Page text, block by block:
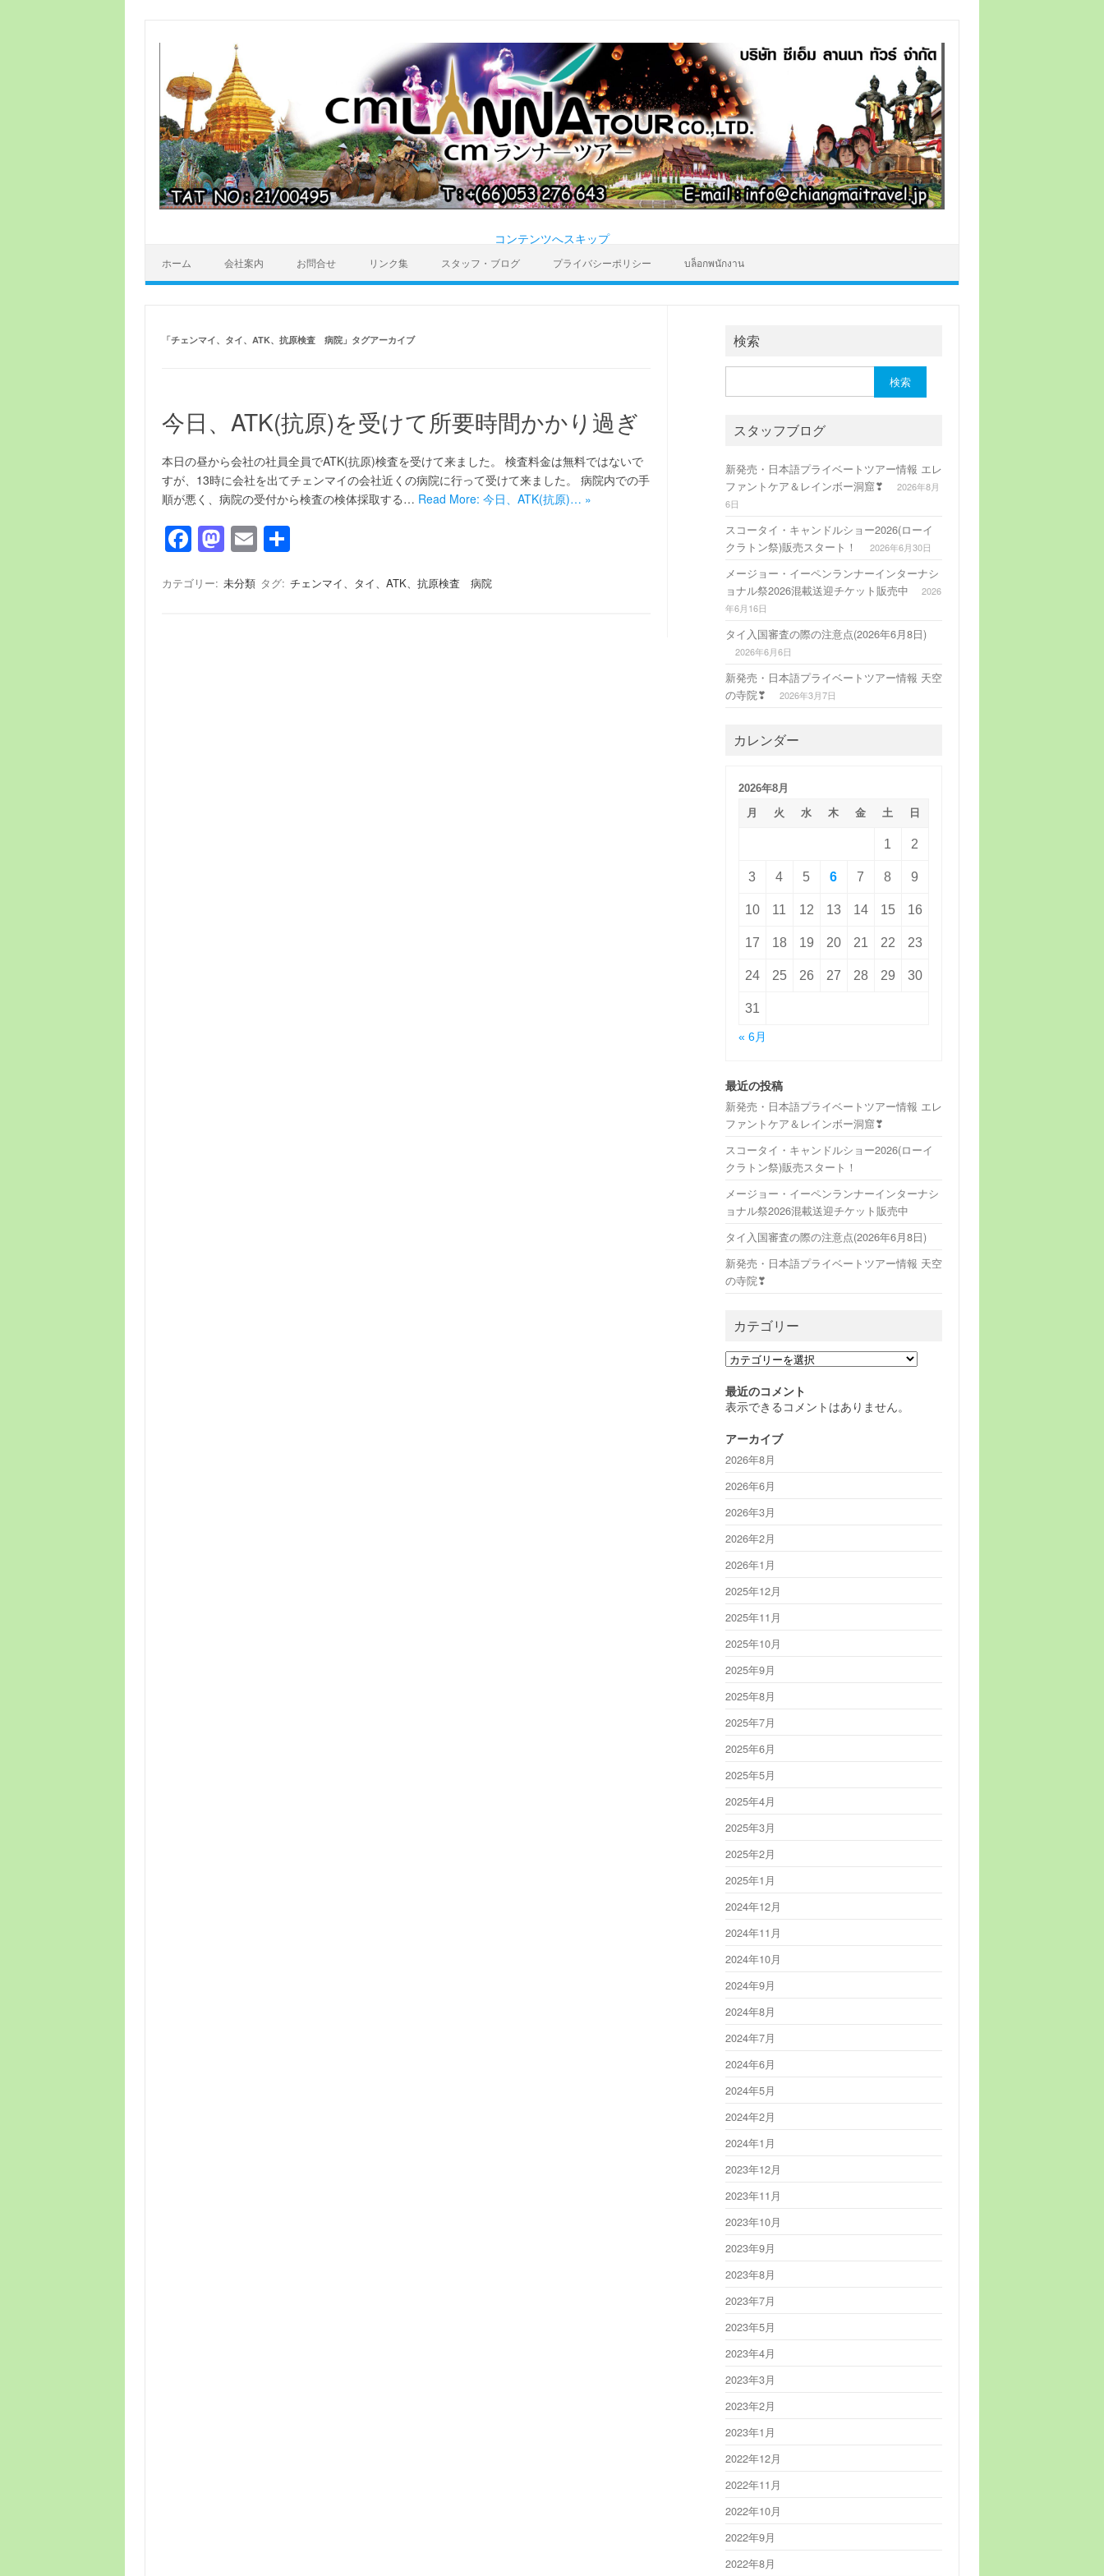
コンテンツへスキップ
ホーム 会社案内 お問合せ リンク集 スタッフ・ブログ プライバシーポリシー บล็อกพนักงาน
「チェンマイ、タイ、ATK、抗原検査 病院」タグアーカイブ
今日、ATK(抗原)を受けて所要時間かかり過ぎ
本日の昼から会社の社員全員でATK(抗原)検査を受けて来ました。 検査料金は無料ではないで
すが、13時に会社を出てチェンマイの会社近くの病院に行って受けて来ました。 病院内での手
順が悪く、病院の受付から検査の検体採取する… Read More: 今日、ATK(抗原)… »
F
c
M
st
E
ail
共
カテゴリー: 未分類 タグ: チェンマイ、タイ、ATK、抗原検査 病院
検索
索:
スタッフブログ
新発売・日本語プライベートツアー情報 エレ
ファントケア＆レインボー洞窟❣
2026年8月
6日
スコータイ・キャンドルショー2026(ローイ
クラトン祭)販売スタート！
2026年6月30日
メージョー・イーペンランナーインターナシ
ョナル祭2026混載送迎チケット販売中
2026
年6月16日
タイ入国審査の際の注意点(2026年6月8日)
2026年6月6日
新発売・日本語プライベートツアー情報 天空
の寺院❣
2026年3月7日
カレンダー
2026年8月
月
火 水 木 金 土 日
1 2
3 4 5 6 7 8 9
10 11 12 13 14 15 16
17 18 19 20 21 22 23
24 25 26 27 28 29 30
31
« 6月
最近の投稿
新発売・日本語プライベートツアー情報 エレ
ファントケア＆レインボー洞窟❣
スコータイ・キャンドルショー2026(ローイ
クラトン祭)販売スタート！
メージョー・イーペンランナーインターナシ
ョナル祭2026混載送迎チケット販売中
タイ入国審査の際の注意点(2026年6月8日)
新発売・日本語プライベートツアー情報 天空
の寺院❣
カテゴリー
カ
ゴ
リ
最近のコメント
表示できるコメントはありません。
アーカイブ
2026年8月
2026年6月
2026年3月
2026年2月
2026年1月
2025年12月
2025年11月
2025年10月
2025年9月
2025年8月
2025年7月
2025年6月
2025年5月
2025年4月
2025年3月
2025年2月
2025年1月
2024年12月
2024年11月
2024年10月
2024年9月
2024年8月
2024年7月
2024年6月
2024年5月
2024年2月
2024年1月
2023年12月
2023年11月
2023年10月
2023年9月
2023年8月
2023年7月
2023年5月
2023年4月
2023年3月
2023年2月
2023年1月
2022年12月
2022年11月
2022年10月
2022年9月
2022年8月